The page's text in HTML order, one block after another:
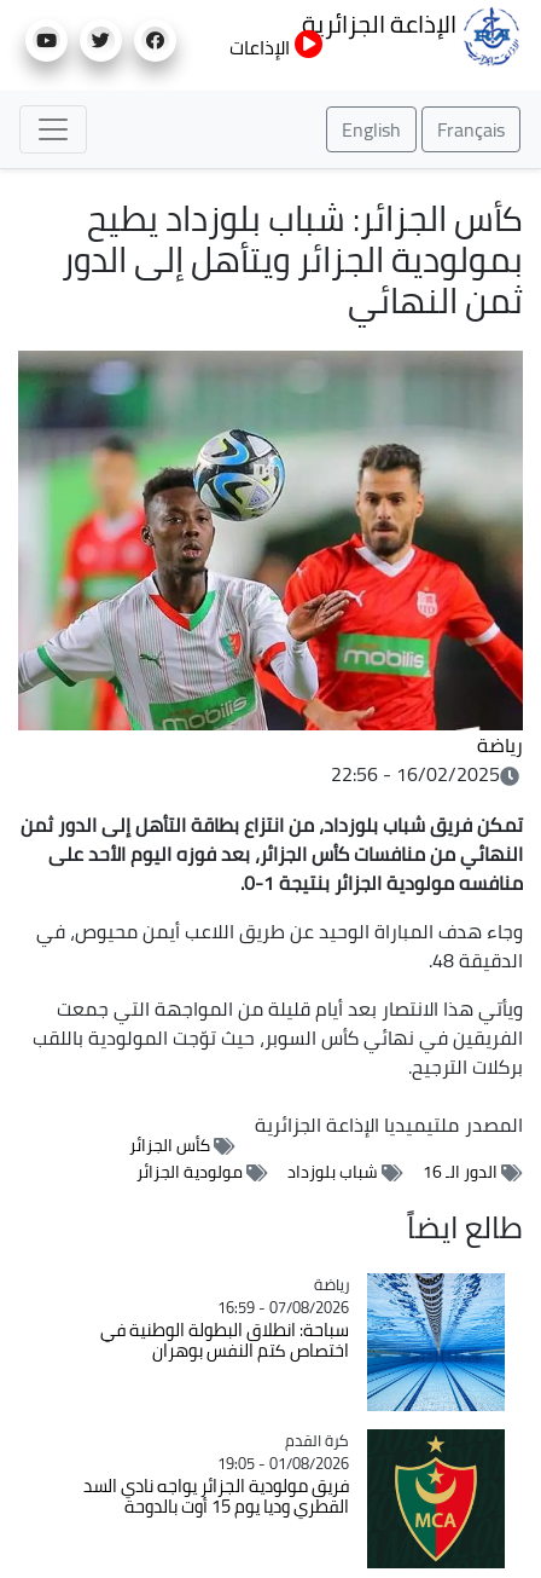
إلى
الإذاعة الجزائرية
الإذاعات
Français
English
كأس الجزائر: شباب بلوزداد يطيح
بمولودية الجزائر ويتأهل إلى الدور
ثمن النهائي
رياضة
16/02/2025 - 22:56
تمكن فريق شباب بلوزداد، من انتزاع بطاقة التأهل إلى الدور ثمن
النهائي من منافسات كأس الجزائر، بعد فوزه اليوم الأحد على
منافسه مولودية الجزائر بنتيجة 1-0.
وجاء هدف المباراة الوحيد عن طريق اللاعب أيمن محيوص، في
الدقيقة 48.
ويأتي هذا الانتصار بعد أيام قليلة من المواجهة التي جمعت
الفريقين في نهائي كأس السوبر، حيث توّجت المولودية باللقب
بركلات الترجيح.
المصدرملتيميديا الإذاعة الجزائرية
كأس الجزائر
الدور الـ 16
شباب بلوزداد مولودية الجزائر
طالع ايضاً
Catégorie
رياضة
07/08/2026 - 16:59
سباحة: انطلاق البطولة الوطنية في
اختصاص كتم النفس بوهران
Catégorie
كرة القدم
01/08/2026 - 19:05
فريق مولودية الجزائر يواجه نادي السد
القطري وديا يوم 15 أوت بالدوحة